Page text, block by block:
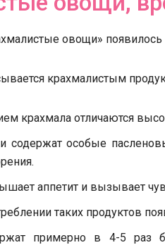
овощи»
крахмалистым
крахмала отличаются
содержат особые
аппетит и вызывает
таких продуктов
примерно в 4-5 раз